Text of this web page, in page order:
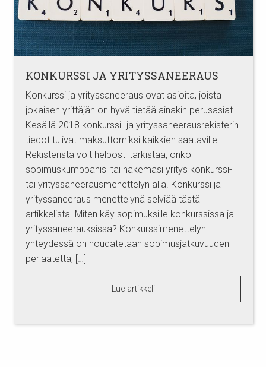
KONKURSSI JA YRITYSSANEERAUS
Konkurssi ja yrityssaneeraus ovat asioita, joista
jokaisen yrittäjän on hyvä tietää ainakin perusasiat.
Kesällä 2018 konkurssi- ja yrityssaneerausrekisterin
tiedot tulivat maksuttomiksi kaikkien saataville.
Rekisteristä voit helposti tarkistaa, onko
sopimuskumppanisi tai hakemasi yritys konkurssi-
tai yrityssaneerausmenettelyn alla. Konkurssi ja
yrityssaneeraus menettelynä selviää tästä
artikkelista. Miten käy sopimuksille konkurssissa ja
yrityssaneerauksissa? Konkurssimenettelyn
yhteydessä on noudatetaan sopimusjatkuvuuden
periaatetta, […]
Lue artikkeli